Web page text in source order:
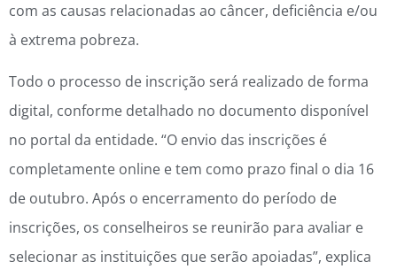
com as causas relacionadas ao câncer, deficiência e/ou
à extrema pobreza.
Todo o processo de inscrição será realizado de forma
digital, conforme detalhado no documento disponível
no portal da entidade. “O envio das inscrições é
completamente online e tem como prazo final o dia 16
de outubro. Após o encerramento do período de
inscrições, os conselheiros se reunirão para avaliar e
selecionar as instituições que serão apoiadas”, explica